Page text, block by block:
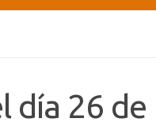
día 26